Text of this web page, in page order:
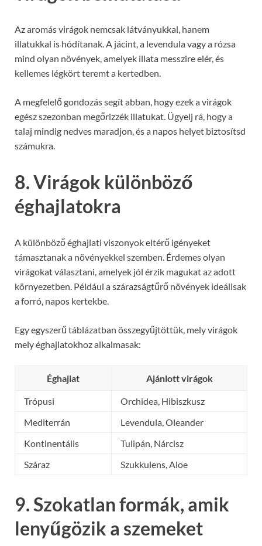
Az aromás virágok nemcsak látványukkal, hanem
illatukkal is hódítanak. A jácint, a levendula vagy a rózsa
mind olyan növények, amelyek illata messzire elér, és
kellemes légkört teremt a kertedben.
A megfelelő gondozás segít abban, hogy ezek a virágok
egész szezonban megőrizzék illatukat. Ügyelj rá, hogy a
talaj mindig nedves maradjon, és a napos helyet biztosítsd
számukra.
8. Virágok különböző
éghajlatokra
A különböző éghajlati viszonyok eltérő igényeket
támasztanak a növényekkel szemben. Érdemes olyan
virágokat választani, amelyek jól érzik magukat az adott
környezetben. Például a szárazságtűrő növények ideálisak
a forró, napos kertekbe.
Egy egyszerű táblázatban összegyűjtöttük, mely virágok
mely éghajlatokhoz alkalmasak:
Éghajlat Ajánlott virágok
Trópusi
Orchidea, Hibiszkusz
Mediterrán
Levendula, Oleander
Kontinentális
Tulipán, Nárcisz
Száraz
Szukkulens, Aloe
9. Szokatlan formák, amik
lenyűgözik a szemeket